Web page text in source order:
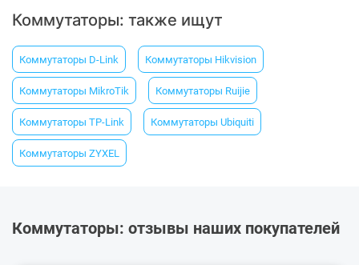
Коммутаторы: также ищут
Коммутаторы D-Link Коммутаторы Hikvision
Коммутаторы MikroTik Коммутаторы Ruijie
Коммутаторы TP-Link Коммутаторы Ubiquiti
Коммутаторы ZYXEL
Коммутаторы: отзывы наших покупателей